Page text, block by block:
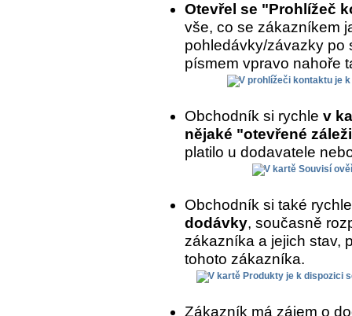
Otevřel se "Prohlížeč
vše, co se zákazníkem
pohledávky/závazky po
písmem vpravo nahoře
Obchodník si rychle v
nějaké "otevřené
platilo u dodavatele
Obchodník si také
dodávky, současně
zákazníka a jejich stav,
tohoto zákazníka.
Zákazník má zájem o